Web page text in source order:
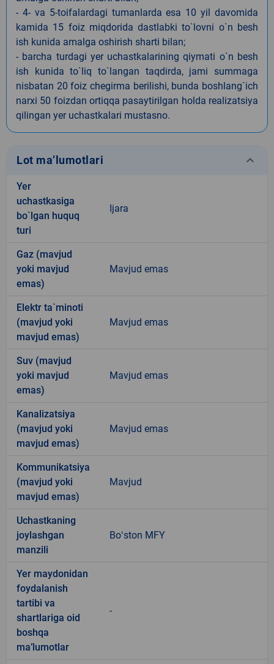
- 4- va 5-toifalardagi tumanlarda esa 10 yil davomida
kamida 15 foiz miqdorida dastlabki to`lovni o`n besh
ish kunida amalga oshirish sharti bilan;
- barcha turdagi yer uchastkalarining qiymati o`n besh
ish kunida to`liq to`langan taqdirda, jami summaga
nisbatan 20 foiz chegirma berilishi, bunda boshlang`ich
narxi 50 foizdan ortiqqa pasaytirilgan holda realizatsiya
qilingan yer uchastkalari mustasno.
Lot ma’lumotlari keyboard_arrow_down
Yer
uchastkasiga
bo`lgan huquq
turi
Ijara
Gaz (mavjud
yoki mavjud
emas)
Mavjud emas
Elektr ta`minoti
(mavjud yoki
mavjud emas)
Mavjud emas
Suv (mavjud
yoki mavjud
emas)
Mavjud emas
Kanalizatsiya
(mavjud yoki
mavjud emas)
Mavjud emas
Kommunikatsiya
(mavjud yoki
mavjud emas)
Mavjud
Uchastkaning
joylashgan
manzili
Boʻston MFY
Yer maydonidan
foydalanish
tartibi va
shartlariga oid
boshqa
ma’lumotlar
-